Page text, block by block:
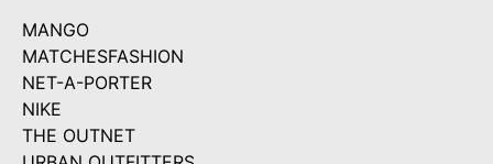
MANGO
MATCHESFASHION
NET-A-PORTER
NIKE
THE OUTNET